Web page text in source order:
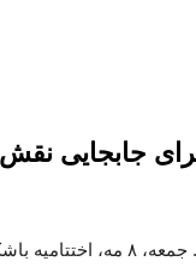
جابجایی
با یکی از مدارس ...